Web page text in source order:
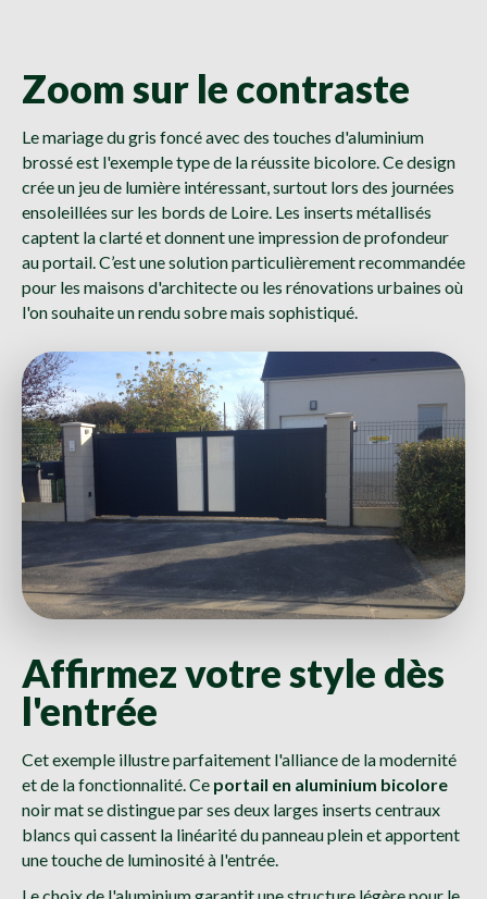
Zoom sur le contraste
Le mariage du gris foncé avec des touches d'aluminium
brossé est l'exemple type de la réussite bicolore. Ce design
crée un jeu de lumière intéressant, surtout lors des journées
ensoleillées sur les bords de Loire. Les inserts métallisés
captent la clarté et donnent une impression de profondeur
au portail. C’est une solution particulièrement recommandée
pour les maisons d'architecte ou les rénovations urbaines où
l'on souhaite un rendu sobre mais sophistiqué.
Affirmez votre style dès
l'entrée
Cet exemple illustre parfaitement l'alliance de la modernité
et de la fonctionnalité. Ce portail en aluminium bicolore
noir mat se distingue par ses deux larges inserts centraux
blancs qui cassent la linéarité du panneau plein et apportent
une touche de luminosité à l'entrée.